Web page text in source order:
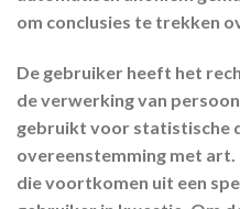
om conclusies te trekken
De gebruiker heeft het
de verwerking van
gebruikt voor statistische
overeenstemming met art.
die voortkomen uit een